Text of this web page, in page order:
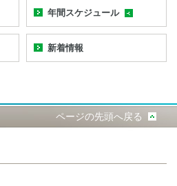
年間スケジュール
新着情報
ページの先頭へ戻る